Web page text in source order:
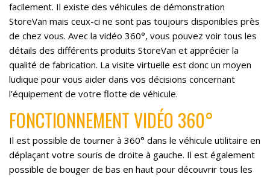
facilement. Il existe des véhicules de démonstration
StoreVan mais ceux-ci ne sont pas toujours disponibles près
de chez vous. Avec la vidéo 360°, vous pouvez voir tous les
détails des différents produits StoreVan et apprécier la
qualité de fabrication. La visite virtuelle est donc un moyen
ludique pour vous aider dans vos décisions concernant
l’équipement de votre flotte de véhicule.
FONCTIONNEMENT VIDÉO 360°
Il est possible de tourner à 360° dans le véhicule utilitaire en
déplaçant votre souris de droite à gauche. Il est également
possible de bouger de bas en haut pour découvrir tous les